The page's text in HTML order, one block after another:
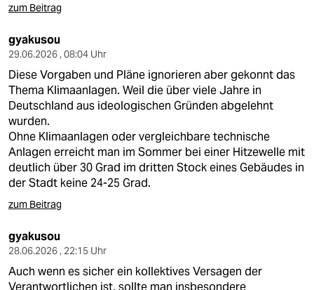
zum Beitrag
gyakusou
29.06.2026 , 08:04 Uhr
Diese Vorgaben und Pläne ignorieren aber gekonnt das
Thema Klimaanlagen. Weil die über viele Jahre in
Deutschland aus ideologischen Gründen abgelehnt
wurden.
Ohne Klimaanlagen oder vergleichbare technische
Anlagen erreicht man im Sommer bei einer Hitzewelle mit
deutlich über 30 Grad im dritten Stock eines Gebäudes in
der Stadt keine 24-25 Grad.
zum Beitrag
gyakusou
28.06.2026 , 22:15 Uhr
Auch wenn es sicher ein kollektives Versagen der
Verantwortlichen ist, sollte man insbesondere